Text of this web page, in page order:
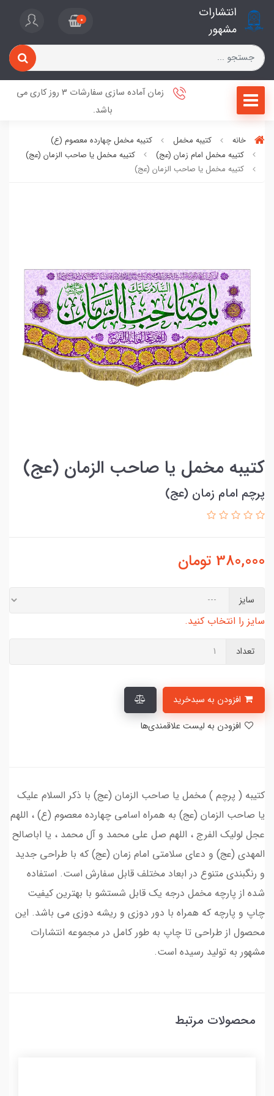
انتشارات
مشهور
0
زمان آماده سازی سفارشات 3 روز کاری می
باشد.
خانه کتیبه مخمل
کتیبه مخمل چهارده معصوم (ع)
کتیبه مخمل امام زمان (عج)
کتیبه مخمل یا صاحب الزمان (عج)
کتیبه مخمل یا صاحب الزمان (عج)
کتیبه مخمل یا صاحب الزمان (عج)
پرچم امام زمان (عج)
380,000 تومان
سایز
سایز را انتخاب کنید.
تعداد
کتیبه ( پرچم ) مخمل یا صاحب الزمان (عج) با ذکر السلام علیک
یا صاحب الزمان (عج) به همراه اسامی چهارده معصوم (ع) ، اللهم
عجل لولیک الفرج ، اللهم صل علی محمد و آل محمد ، یا اباصالح
المهدی (عج) و دعای سلامتی امام زمان (عج) که با طراحی جدید
و رنگبندی متنوع در ابعاد مختلف قابل سفارش است. استفاده
شده از پارچه مخمل درجه یک قابل شستشو با بهترین کیفیت
چاپ و پارچه که همراه با دور دوزی و ریشه دوزی می باشد. این
محصول از طراحی تا چاپ به طور کامل در مجموعه انتشارات
مشهور به تولید رسیده است.
محصولات مرتبط